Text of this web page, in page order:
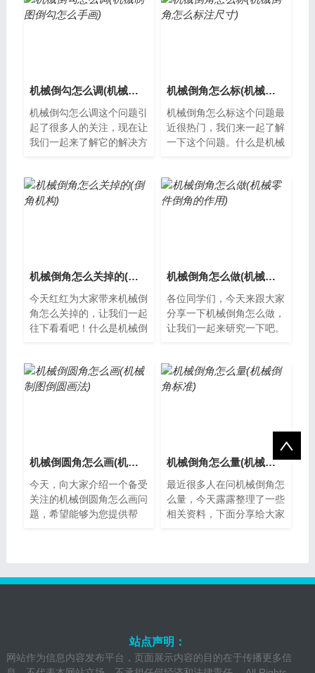
机械倒勾怎么调(机械制图倒勾怎么手画)
机械倒勾怎么调这个问题引
起了很多人的关注，现在让
我们一起来了解它的解决方
车和自行车...
机械倒角怎么标(机械倒角怎么标注尺寸)
机械倒角怎么标这个问题最
近很热门，我们来一起了解
一下这个问题。什么是机械
角处理的技...
机械倒角怎么关掉的(倒角机构)
今天红红为大家带来机械倒
角怎么关掉的，让我们一起
往下看看吧！什么是机械倒
成一个圆弧...
机械倒角怎么做(机械零件倒角的作用)
各位同学们，今天来跟大家
分享一下机械倒角怎么做，
让我们一起来研究一下吧。
缘进行加工...
机械倒圆角怎么画(机械制图倒圆画法)
今天，向大家介绍一个备受
关注的机械倒圆角怎么画问
题，希望能够为您提供帮
机械倒角怎么量(机械倒角标准)
最近很多人在问机械倒角怎
么量，今天露露整理了一些
相关资料，下面分享给大家
站点声明：
网站作为信息内容发布平台，页面展示内容的目的在于传播更多信